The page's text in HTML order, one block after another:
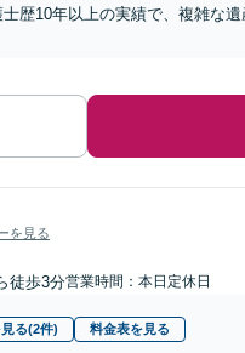
歴10年以上の実績で、複雑な
を見る
徒歩3分営業時間：本日定休日
る(2件) 料金表を見る